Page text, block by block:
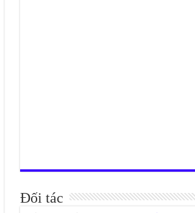
Đối tác